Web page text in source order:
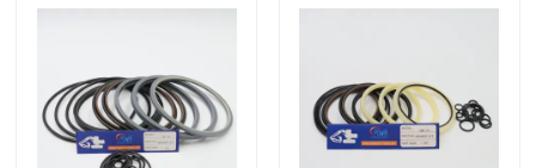
jcb εξάρτηση σφραγίδων